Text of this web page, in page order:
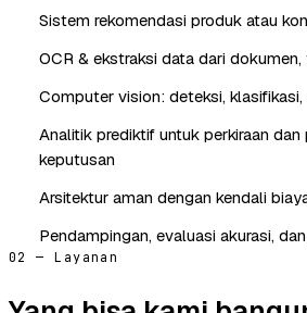
Sistem rekomendasi produk atau
OCR & ekstraksi data dari
Computer vision: deteksi,
Analitik prediktif untuk perkiraan dan
keputusan
Arsitektur aman dengan kendali
Pendampingan, evaluasi akurasi,
02 — Layanan